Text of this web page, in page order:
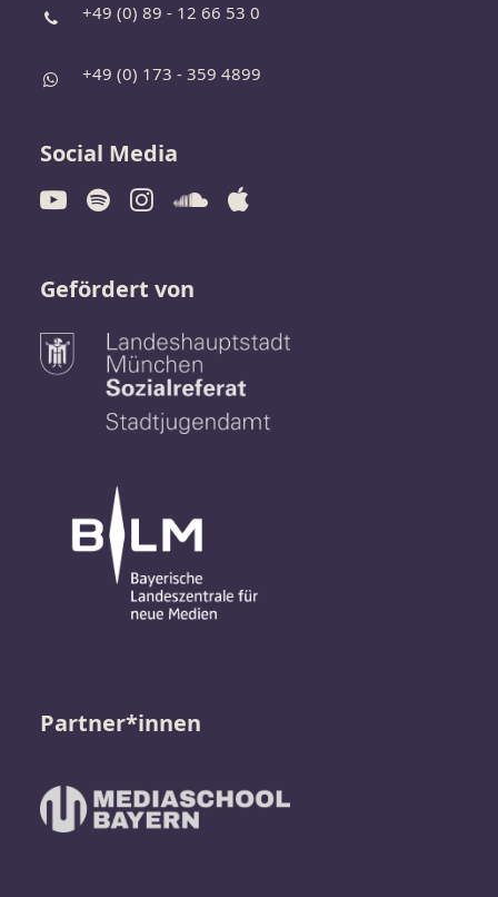
+49 (0) 89 - 12 66 53 0
+49 (0) 173 - 359 4899
Social Media
Gefördert von
Partner*innen